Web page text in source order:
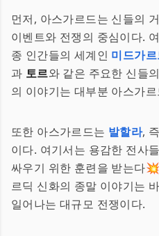
먼저, 아스가르드는 신들의
이벤트와 전쟁의 중심이다.
종 인간들의 세계인 미드가
과 토르와 같은 주요한 신들
의 이야기는 대부분 아스가
또한 아스가르드는 발할라,
이다. 여기서는 용감한 전사
싸우기 위한 훈련을 받는다
르딕 신화의 종말 이야기는
일어나는 대규모 전쟁이다.